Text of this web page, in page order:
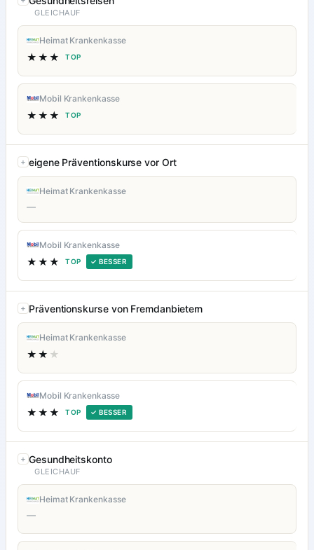
GLEICHAUF
Heimat Krankenkasse
★★★ TOP
Mobil Krankenkasse
★★★ TOP
eigene Präventionskurse vor Ort
Heimat Krankenkasse
—
Mobil Krankenkasse
★★★ TOP ✓ BESSER
Präventionskurse von Fremdanbietern
Heimat Krankenkasse
★★ ★
Mobil Krankenkasse
★★★ TOP ✓ BESSER
Gesundheitskonto
GLEICHAUF
Heimat Krankenkasse
—